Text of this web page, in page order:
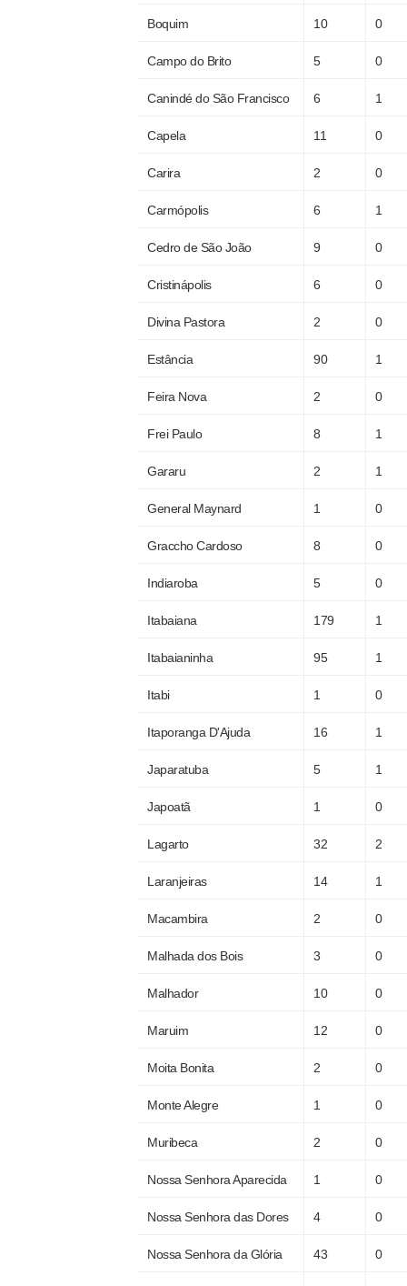
Boquim 10 0
Campo do Brito 5 0
Canindé do São Francisco 6 1
Capela 11 0
Carira 2 0
Carmópolis 6 1
Cedro de São João 9 0
Cristinápolis 6 0
Divina Pastora 2 0
Estância 90 1
Feira Nova 2 0
Frei Paulo 8 1
Gararu 2 1
General Maynard 1 0
Graccho Cardoso 8 0
Indiaroba 5 0
Itabaiana 179 1
Itabaianinha 95 1
Itabi 1 0
Itaporanga D'Ajuda 16 1
Japaratuba 5 1
Japoatã 1 0
Lagarto 32 2
Laranjeiras 14 1
Macambira 2 0
Malhada dos Bois 3 0
Malhador 10 0
Maruim 12 0
Moita Bonita 2 0
Monte Alegre 1 0
Muribeca 2 0
Nossa Senhora Aparecida 1 0
Nossa Senhora das Dores 4 0
Nossa Senhora da Glória 43 0